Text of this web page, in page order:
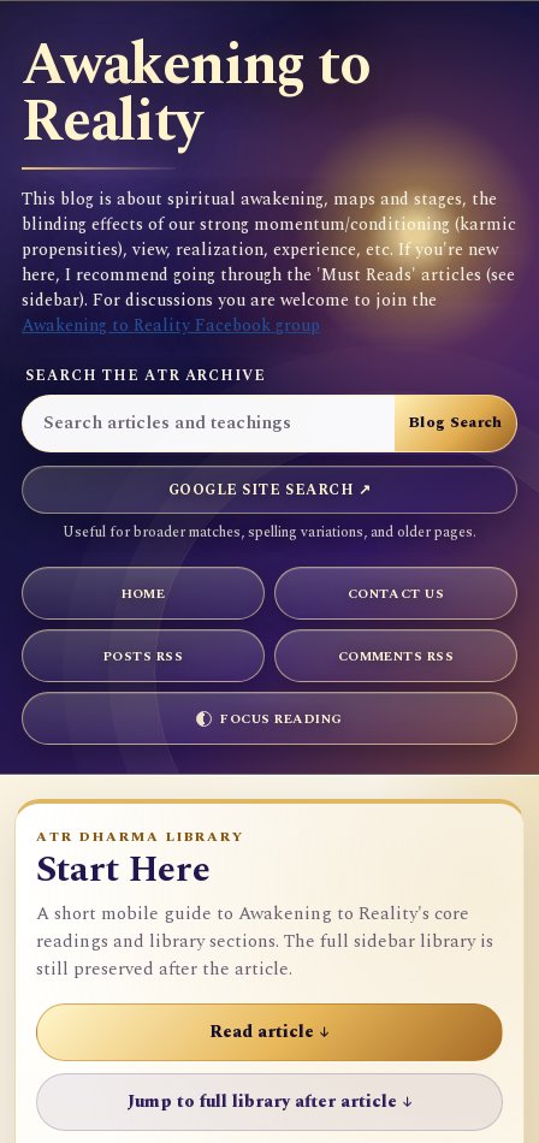
Awakening to
Reality
This blog is about spiritual awakening, maps and stages, the
blinding effects of our strong momentum/conditioning (karmic
propensities), view, realization, experience, etc. If you're new
here, I recommend going through the 'Must Reads' articles (see
sidebar). For discussions you are welcome to join the
Awakening to Reality Facebook group
SEARCH THE ATR ARCHIVE
GOOGLE SITE SEARCH ↗
Useful for broader matches, spelling variations, and older pages.
HOME CONTACT US
POSTS RSS COMMENTS RSS
FOCUS READING
ATR DHARMA LIBRARY
Start Here
A short mobile guide to Awakening to Reality's core
readings and library sections. The full sidebar library is
still preserved after the article.
Read article ↓
Jump to full library after article ↓